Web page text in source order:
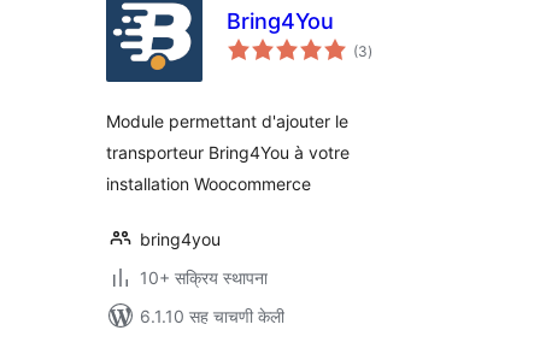
Bring4You
(3एकूण
मूल्यांकन
)
Module permettant d'ajouter le
transporteur Bring4You à votre
installation Woocommerce
bring4you
10+ सक्रिय स्थापना
6.1.10 सह चाचणी केली